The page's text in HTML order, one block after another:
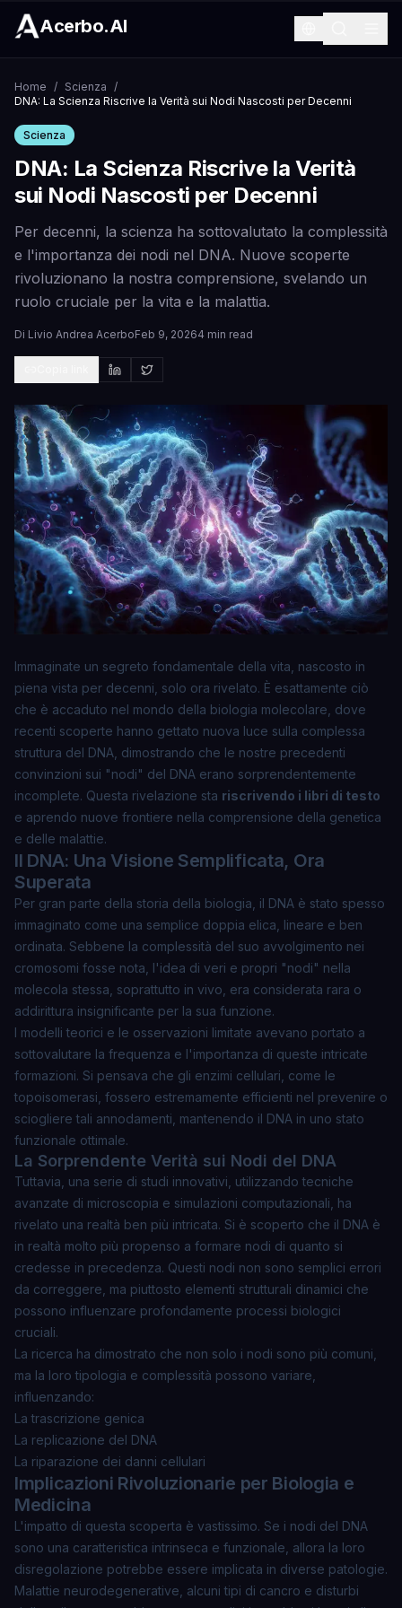
Acerbo.AI
Home / Scienza /
DNA: La Scienza Riscrive la Verità sui Nodi Nascosti per Decenni
Scienza
DNA: La Scienza Riscrive la Verità
sui Nodi Nascosti per Decenni
Per decenni, la scienza ha sottovalutato la complessità
e l'importanza dei nodi nel DNA. Nuove scoperte
rivoluzionano la nostra comprensione, svelando un
ruolo cruciale per la vita e la malattia.
Di Livio Andrea AcerboFeb 9, 20264 min read
Immaginate un segreto fondamentale della vita, nascosto in
piena vista per decenni, solo ora rivelato. È esattamente ciò
che è accaduto nel mondo della biologia molecolare, dove
recenti scoperte hanno gettato nuova luce sulla complessa
struttura del DNA, dimostrando che le nostre precedenti
convinzioni sui "nodi" del DNA erano sorprendentemente
incomplete. Questa rivelazione sta riscrivendo i libri di testo
e aprendo nuove frontiere nella comprensione della genetica
e delle malattie.
Il DNA: Una Visione Semplificata, Ora
Superata
Per gran parte della storia della biologia, il DNA è stato spesso
immaginato come una semplice doppia elica, lineare e ben
ordinata. Sebbene la complessità del suo avvolgimento nei
cromosomi fosse nota, l'idea di veri e propri "nodi" nella
molecola stessa, soprattutto in vivo, era considerata rara o
addirittura insignificante per la sua funzione.
I modelli teorici e le osservazioni limitate avevano portato a
sottovalutare la frequenza e l'importanza di queste intricate
formazioni. Si pensava che gli enzimi cellulari, come le
topoisomerasi, fossero estremamente efficienti nel prevenire o
sciogliere tali annodamenti, mantenendo il DNA in uno stato
funzionale ottimale.
La Sorprendente Verità sui Nodi del DNA
Tuttavia, una serie di studi innovativi, utilizzando tecniche
avanzate di microscopia e simulazioni computazionali, ha
rivelato una realtà ben più intricata. Si è scoperto che il DNA è
in realtà molto più propenso a formare nodi di quanto si
credesse in precedenza. Questi nodi non sono semplici errori
da correggere, ma piuttosto elementi strutturali dinamici che
possono influenzare profondamente processi biologici
cruciali.
La ricerca ha dimostrato che non solo i nodi sono più comuni,
ma la loro tipologia e complessità possono variare,
influenzando:
La trascrizione genica
La replicazione del DNA
La riparazione dei danni cellulari
Implicazioni Rivoluzionarie per Biologia e
Medicina
L'impatto di questa scoperta è vastissimo. Se i nodi del DNA
sono una caratteristica intrinseca e funzionale, allora la loro
disregolazione potrebbe essere implicata in diverse patologie.
Malattie neurodegenerative, alcuni tipi di cancro e disturbi